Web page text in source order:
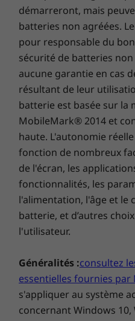
démarreront, mais
batteries non agréées.
pour responsable du
sécurité de batteries
aucune garantie en cas
résultant de leur
batterie est basée sur la
MobileMark® 2014 et
haute. L'autonomie
fonction de nombreux
de l'écran, les
fonctionnalités, les
l'alimentation, l'âge et le
batterie, et d’autres
l'utilisateur.
Généralités :consultez
essentielles fournies
s'appliquer au système
concernant Windows